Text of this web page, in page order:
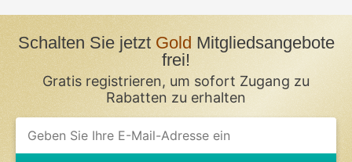
Schalten Sie jetztGold Mitgliedsangebote
frei!
Gratis registrieren, um sofort Zugang zu
Rabatten zu erhalten
If
you